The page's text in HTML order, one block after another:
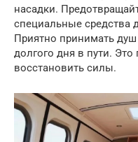
насадки.
специальные средства
Приятно принимать
долгого дня в пути. Это
восстановить силы.